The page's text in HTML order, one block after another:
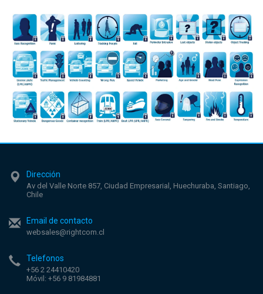
Dirección
Av del Valle Norte 857, Ciudad Empresarial, Huechuraba, Santiago,
Chile
Email de contacto
websales@rightcom.cl
Telefonos
+56 2 24410420
Móvil: +56 9 81984881